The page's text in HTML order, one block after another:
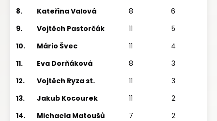
8.
Kateřina Valová 8 6
9.
Vojtěch Pastorčák 11 5
10.
Mário Švec 11 4
11.
Eva Dorňáková 8 3
12.
Vojtěch Ryza st. 11 3
13.
Jakub Kocourek 11 2
14.
Michaela Matoušů 7 2